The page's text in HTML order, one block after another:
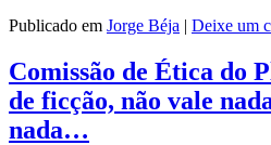
Publicado em Jorge Béja | Deixe um
Comissão de Ética do
de ficção, não vale
nada…